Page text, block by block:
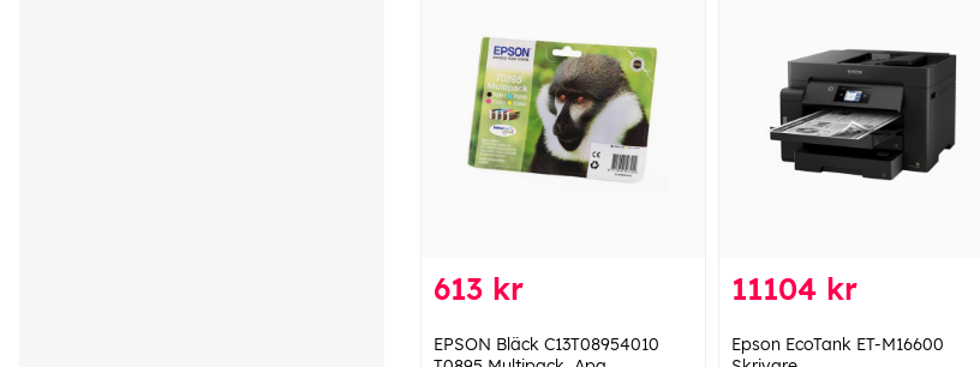
613 kr
EPSON Bläck C13T08954010
11104 kr
Epson EcoTank ET-M16600